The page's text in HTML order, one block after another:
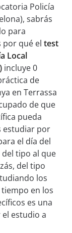
Policía
sabrás
para
por qué el test
Local
incluye 0
de
en Terrassa
de que
pueda
estudiar por
el día del
tipo al que
del tipo
los
en los
es una
estudio a